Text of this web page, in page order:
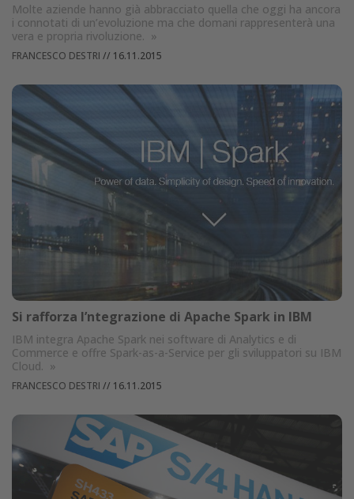
Molte aziende hanno già abbracciato quella che oggi ha ancora
i connotati di un’evoluzione ma che domani rappresenterà una
vera e propria rivoluzione. »
FRANCESCO DESTRI // 16.11.2015
Si rafforza l’ntegrazione di Apache Spark in IBM
IBM integra Apache Spark nei software di Analytics e di
Commerce e offre Spark-as-a-Service per gli sviluppatori su IBM
Cloud. »
FRANCESCO DESTRI // 16.11.2015